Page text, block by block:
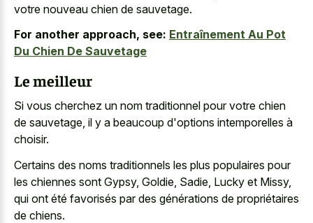
votre nouveau chien de sauvetage.
For another approach, see: Entraînement Au Pot
Du Chien De Sauvetage
Le meilleur
Si vous cherchez un nom traditionnel pour votre chien
de sauvetage, il y a beaucoup d'options intemporelles à
choisir.
Certains des noms traditionnels les plus populaires pour
les chiennes sont Gypsy, Goldie, Sadie, Lucky et Missy,
qui ont été favorisés par des générations de propriétaires
de chiens.